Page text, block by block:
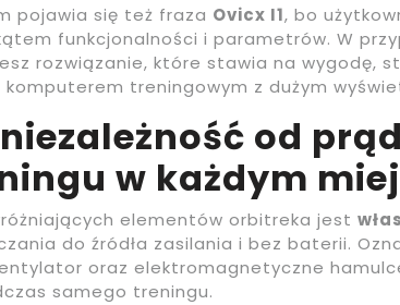
pojawia się też fraza Ovicx I1, bo
funkcjonalności i parametrów. W
rozwiązanie, które stawia na wygodę,
treningowym z dużym
od
w każdym
elementów orbitreka jest
do źródła zasilania i bez baterii.
oraz elektromagnetyczne
samego treningu.